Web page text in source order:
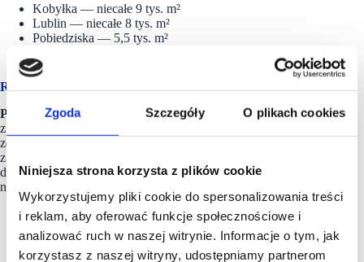
Zgoda Szczegóły O plikach cookies
Niniejsza strona korzysta z plików cookie
Wykorzystujemy pliki cookie do spersonalizowania treści
i reklam, aby oferować funkcje społecznościowe i
analizować ruch w naszej witrynie. Informacje o tym, jak
korzystasz z naszej witryny, udostępniamy partnerom
Kobyłka — niecałe 9 tys. m²
Lublin — niecałe 8 tys. m²
Pobiedziska — 5,5 tys. m²
Rozumiem, że te projekty zostają w Waszym portfelu?
PŻ:
Te projekty mają jeszcze podpisane commitmenty
z wcześniejszego okresu, dlatego trafia do odbiorców
zewnętrznych. Natomiast prowadzimy rozmowy, aby jeden
z nich ze względu na jego atrakcyjność mógł ostatecznie trafić
do naszego funduszu. Do portfela funduszu na pewno trafią
natomiast:
Namysłów — obiekt już otwarty oraz kolejna faza,
Poddębice — obiekt otwarty oraz kolejna faza,
Mława Centrum — projekt sprzed dwóch lat,